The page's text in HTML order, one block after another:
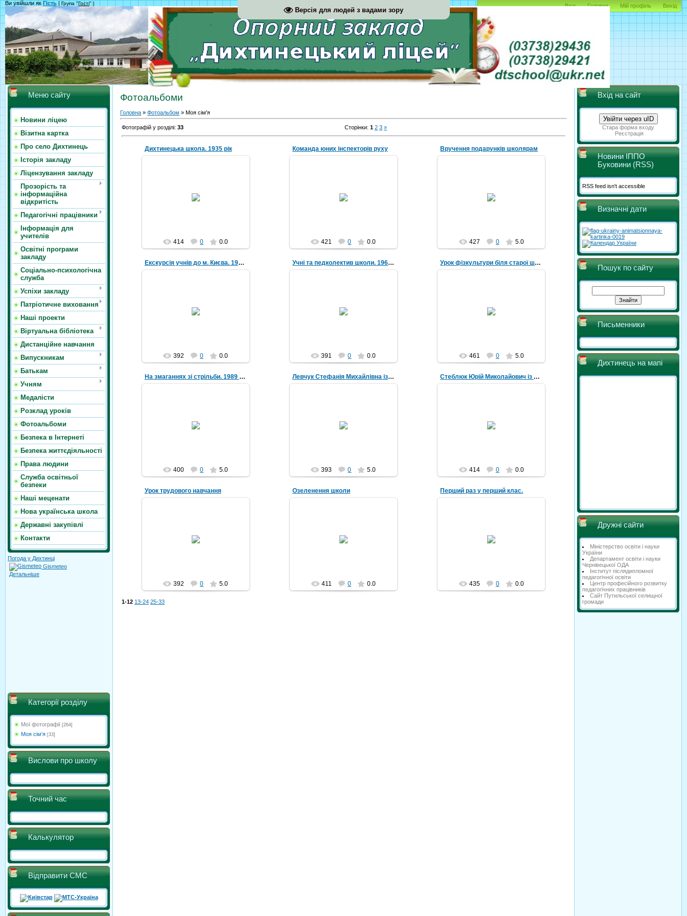
Версія для людей з вадами зору
Вхід Головна Мій профіль Вихід
Ви увійшли як Гість | Група "Гості" |
Меню сайту
Новини ліцею
Візитна картка
Про село Дихтинець
Історія закладу
Ліцензування закладу
Прозорість та
інформаційна
відкритість
Педагогічні працівники
Інформація для
учителів
Освітні програми
закладу
Соціально-психологічна
служба
Успіхи закладу
Патріотичне виховання
Наші проекти
Віртуальна бібліотека
Дистанційне навчання
Випускникам
Батькам
Учням
Медалісти
Розклад уроків
Фотоальбоми
Безпека в Інтернеті
Безпека життєдіяльності
Права людини
Служба освітньої
безпеки
Наші меценати
Нова українська школа
Державні закупівлі
Контакти
Погода у Дихтинці
Gismeteo
Детальніше
Категорії розділу
Мої фотографії [264]
Моя сім'я [33]
Вислови про школу
Точний час
Калькулятор
Відправити СМС
Фотоальбоми
Головна » Фотоальбом » Моя сім'я
Фотографій у розділі: 33 Сторінки: 1 2 3 »
Дихтинецька школа. 1935 рік
Дихтинецька школа. 1935 рік.
Навчання румунською мовою.
414 0 0.0
Команда юних інспекторів руху
Команда юних інспекторів руху.
Викладач - Шміляк Іван Петрович.
421 0 0.0
Вручення подарунків школярам
котрі допомагали влітку в
427 0 5.0
Екскурсія учнів до м. Києва. 1983 рік
Екскурсія до м. Києва. 1983 рік
392 0 0.0
Учні та педколектив школи. 1962 рік
Учні та педколектив школи. 1962
рік
391 0 0.0
Урок фізкультури біля старої школи.
Урок фізкультури. 1971 рік
461 0 5.0
На змаганнях зі стрільби. 1989 рік
Військовий керівник - Чечул Петро
400 0 5.0
Левчук Стефанія Михайлівна із старшокласниками
Левчук Стефанія Михайлівна із
старшокласниками
393 0 5.0
Стеблюк Юрій Миколайович із випускним класом
Стеблюк Юрій Миколайович із
випускним класом
414 0 0.0
Урок трудового навчання
проводить вчитель Томнюк Іван
392 0 5.0
Озеленення школи
Приміщення школи тільки здане в
411 0 0.0
Перший раз у перший клас.
Перший раз у перший клас. 1964
рік
435 0 0.0
1-12 13-24 25-33
Вхід на сайт
Увійти через uID
Стара форма входу
Реєстрація
Новини ІППО
Буковини (RSS)
RSS feed isn't accessible
Визначні дати
Пошук по сайту
Письменники
Дихтинець на мапі
Дружні сайти
Міністерство освіти і науки
України
Департамент освіти і науки
Чернівецької ОДА
Інститут післядипломної
педагогічної освіти
Центр професійного розвитку
педагогічних працівників
Сайт Путильської селищної
громади